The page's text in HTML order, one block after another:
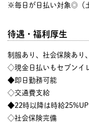
※毎日が日払い対象◎（
待遇・福利厚生
制服あり、社会保険あ
◇現金日払いもセブンイ
◆即日勤務可能
◇交通費支給
◆22時以降は時給25%UP
◇社会保険完備